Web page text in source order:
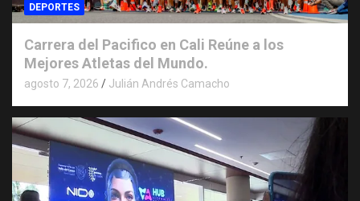
DEPORTES
Carrera del Pacifico en Cali Reúne a los
Mejores Atletas del Mundo.
agosto 7, 2026 Julián Andrés Camacho